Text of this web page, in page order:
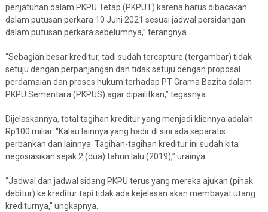
penjatuhan dalam PKPU Tetap (PKPUT) karena harus dibacakan
dalam putusan perkara 10 Juni 2021 sesuai jadwal persidangan
dalam putusan perkara sebelumnya,” terangnya.
“Sebagian besar kreditur, tadi sudah tercapture (tergambar) tidak
setuju dengan perpanjangan dan tidak setuju dengan proposal
perdamaian dan proses hukum terhadap PT Grama Bazita dalam
PKPU Sementara (PKPUS) agar dipailitkan,” tegasnya.
Dijelaskannya, total tagihan kreditur yang menjadi kliennya adalah
Rp100 miliar. “Kalau lainnya yang hadir di sini ada separatis
perbankan dan lainnya. Tagihan-tagihan kreditur ini sudah kita
negosiasikan sejak 2 (dua) tahun lalu (2019),” urainya.
“Jadwal dan jadwal sidang PKPU terus yang mereka ajukan (pihak
debitur) ke kreditur tapi tidak ada kejelasan akan membayat utang
krediturnya,” ungkapnya.